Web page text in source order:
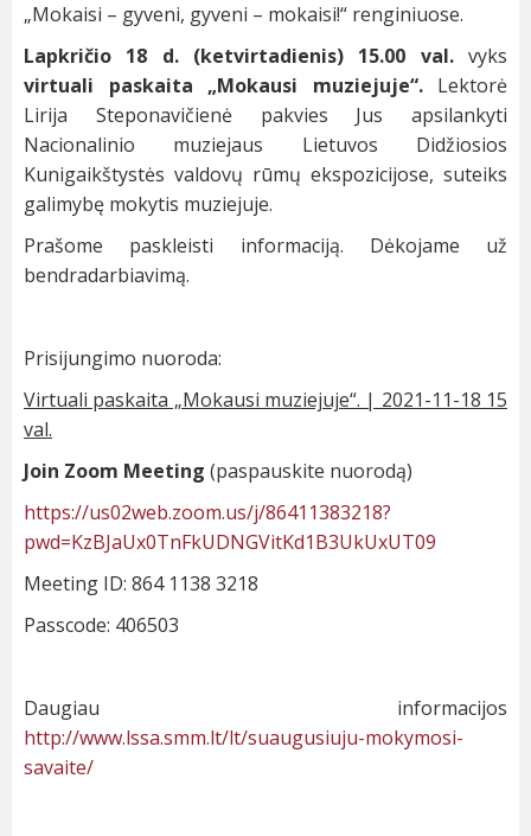
„Mokaisi – gyveni, gyveni – mokaisi!“ renginiuose.
Lapkričio 18 d. (ketvirtadienis) 15.00 val.vyks
virtuali paskaita „Mokausi muziejuje“.Lektorė
Lirija Steponavičienė pakvies Jus apsilankyti
Nacionalinio muziejaus Lietuvos Didžiosios
Kunigaikštystės valdovų rūmų ekspozicijose, suteiks
galimybę mokytis muziejuje.
Prašome paskleisti informaciją. Dėkojame už
bendradarbiavimą.
Prisijungimo nuoroda:
Virtuali paskaita „Mokausi muziejuje“. | 2021-11-18 15
val.
Join Zoom Meeting (paspauskite nuorodą)
https://us02web.zoom.us/j/86411383218?
pwd=KzBJaUx0TnFkUDNGVitKd1B3UkUxUT09
Meeting ID: 864 1138 3218
Passcode: 406503
Daugiau informacijos
http://www.lssa.smm.lt/lt/suaugusiuju-mokymosi-
savaite/